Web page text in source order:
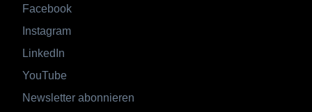
Facebook
Instagram
LinkedIn
YouTube
Newsletter abonnieren